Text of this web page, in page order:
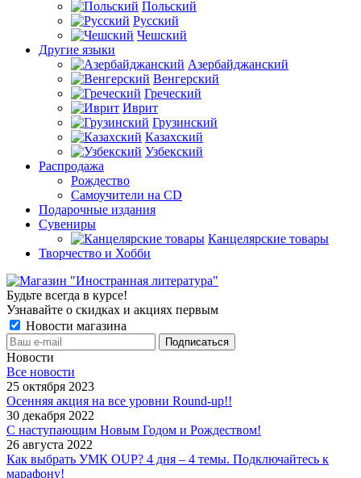
Польский
Русский
Чешский
Другие языки
Азербайджанский
Венгерский
Греческий
Иврит
Грузинский
Казахский
Узбекский
Распродажа
Рождество
Самоучители на CD
Подарочные издания
Сувениры
Канцелярские товары
Творчество и Хобби
Будьте всегда в курсе!
Узнавайте о скидках и акциях первым
Новости магазина
Новости
Все новости
25 октября 2023
Осенняя акция на все уровни Round-up!!
30 декабря 2022
С наступающим Новым Годом и Рождеством!
26 августа 2022
Как выбрать УМК OUP? 4 дня – 4 темы. Подключайтесь к
марафону!